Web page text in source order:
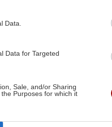
Data.
Data for Targeted
Sale, and/or Sharing
Purposes for which it
μπορείτε να
21:13
drones, το